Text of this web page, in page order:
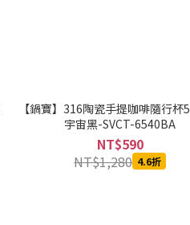
【鍋寶】316陶瓷手提咖啡隨行
宇宙黑-SVCT-6540BA
NT$590
NT$1,280 4.6折